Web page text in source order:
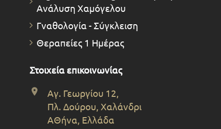
Ανάλυση Χαμόγελου
Γναθολογία - Σύγκλειση
Θεραπείες 1 Ημέρας
Στοιχεία επικοινωνίας
Αγ. Γεωργίου 12,
Πλ. Δούρου, Χαλάνδρι
ΑΘήνα, Ελλάδα